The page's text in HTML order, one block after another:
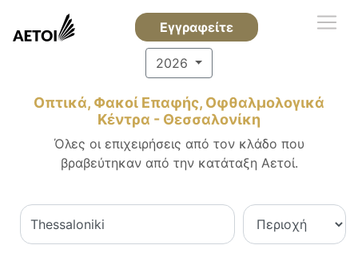
Εγγραφείτε
2026
Οπτικά, Φακοί Επαφής, Οφθαλμολογικά
Κέντρα - Θεσσαλονίκη
Όλες οι επιχειρήσεις από τον κλάδο που
βραβεύτηκαν από την κατάταξη Αετοί.